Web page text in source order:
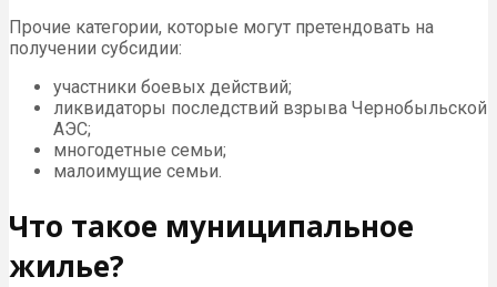
Прочие категории, которые могут претендовать на
получении субсидии:
участники боевых действий;
ликвидаторы последствий взрыва Чернобыльской
АЭС;
многодетные семьи;
малоимущие семьи.
Что такое муниципальное
жилье?